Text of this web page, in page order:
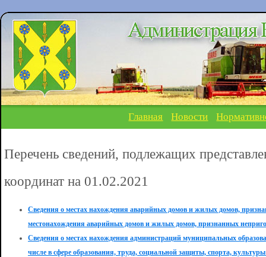
Главная Новости
Перечень сведений, подлежащих
координат на 01.02.2021
Сведения о местах нахождения аварийных домов и жилых домов,
местонахождения аварийных домов и жилых домов, признанных
Сведения о местах нахождения администраций муниципальных
числе в сфере образования, труда, социальной защиты, спорта,